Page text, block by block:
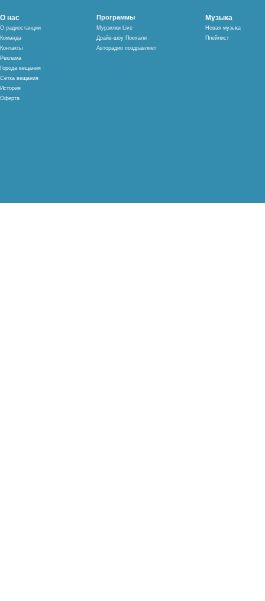
О нас
О радиостанции
Команда
Контакты
Реклама
Города вещания
Сетка вещания
История
Оферта
Программы
Мурзилки Live
Драйв-шоу Поехали
Авторадио поздравляет
Музыка
Новая музыка
Плейлист